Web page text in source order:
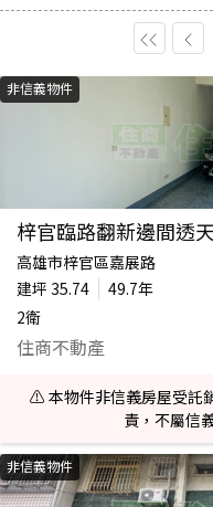
非信義物件
梓官臨路翻新邊間透天
高雄市梓官區嘉展路
建坪 35.74
49.7年
2衛
住商不動產
⚠️ 本物件非信義房屋受託
責，不屬信
非信義物件